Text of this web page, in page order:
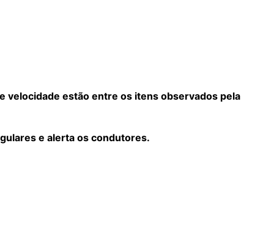
velocidade estão entre os itens observados pela
e alerta os condutores.